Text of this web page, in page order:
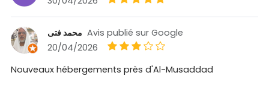
محمد فتى Avis publié sur Google
20/04/2026
Nouveaux hébergements près d'Al-Musaddad